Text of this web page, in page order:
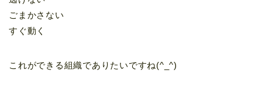
ごまかさない
すぐ動く
これができる組織でありたいですね(^_^)